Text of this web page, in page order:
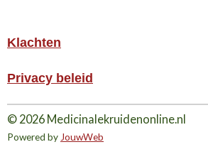
Klachten
Privacy beleid
© 2026 Medicinalekruidenonline.nl
Powered by JouwWeb